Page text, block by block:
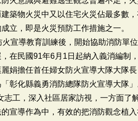
築物火災中又以住宅火災佔最多數
立，即是火災預防工作措施之一。
宣導教育訓練後，開始協助消防單
在民國91年6月1日起納入義消編制
娟擔任首任婦女防火宣導大隊大隊
彰化縣義勇消防總隊防火宣導大隊
工，深入社區居家訪視，一方面了
宣導作為中，有效的把消防觀念植